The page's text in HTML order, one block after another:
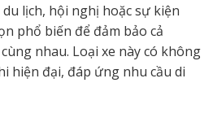
lịch, hội nghị hoặc sự kiện
phổ biến để đảm bảo cả
nhau. Loại xe này có không
hiện đại, đáp ứng nhu cầu di